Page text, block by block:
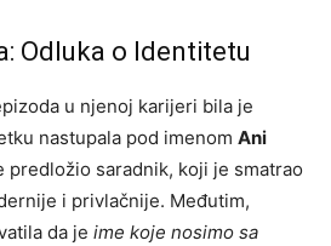
Odluka o Identitetu
u njenoj karijeri bila je
nastupala pod imenom Ani
predložio saradnik, koji je smatrao
i privlačnije. Međutim,
da je ime koje nosimo sa